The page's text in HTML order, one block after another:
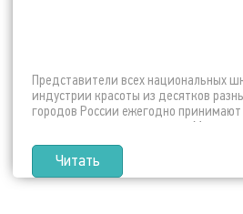
Представители всех национальных
индустрии красоты из десятков
городов России ежегодно принимают
практических мероприятиях
эстетической медицине.
Читать